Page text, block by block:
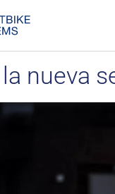
nueva